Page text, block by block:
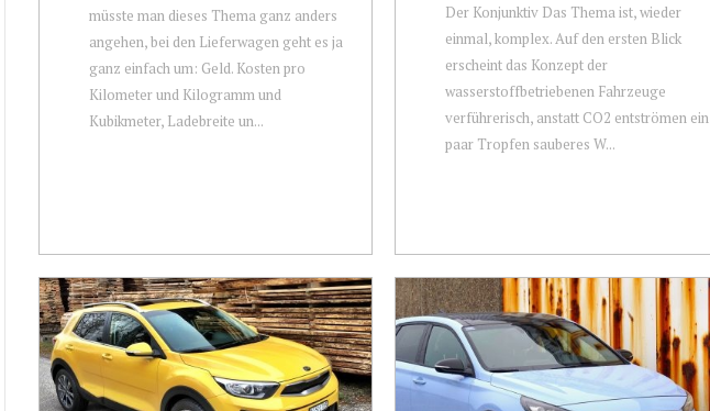
müsste man dieses Thema ganz anders
angehen, bei den Lieferwagen geht es ja
ganz einfach um: Geld. Kosten pro
Kilometer und Kilogramm und
Kubikmeter, Ladebreite un...
Der Konjunktiv Das Thema ist, wieder
einmal, komplex. Auf den ersten Blick
erscheint das Konzept der
wasserstoffbetriebenen Fahrzeuge
verführerisch, anstatt CO2 entströmen ein
paar Tropfen sauberes W...